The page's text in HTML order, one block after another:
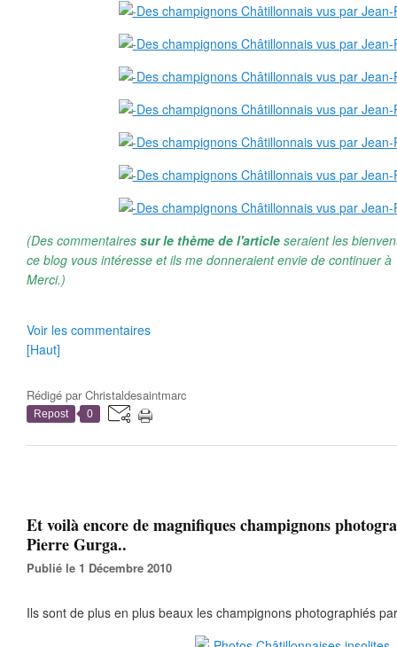
(Des commentaires sur le thème de l'article seraient les
ce blog vous intéresse et ils me donneraient envie de continuer
Merci.)
Voir les commentaires
[Haut]
Rédigé parChristaldesaintmarc
Repost 0
Et voilà encore de magnifiques champignons
Pierre Gurga..
Publié le 1 Décembre 2010
Ils sont de plus en plus beaux les champignons photographiés